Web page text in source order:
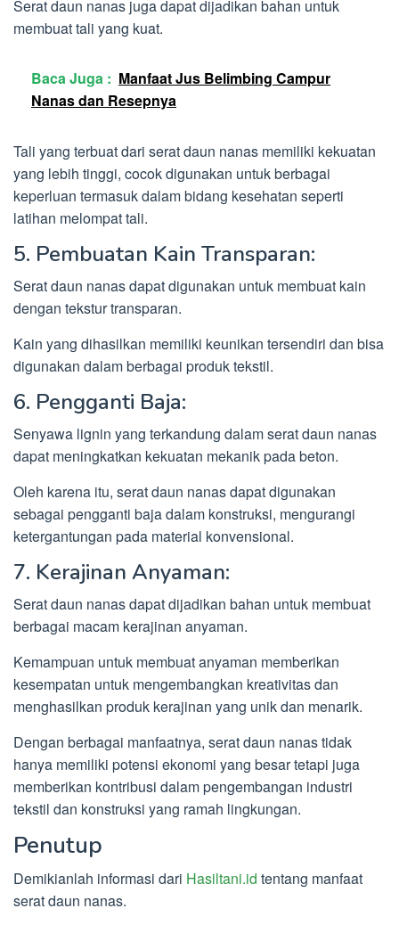
Serat daun nanas juga dapat dijadikan bahan untuk
membuat tali yang kuat.
Baca Juga : Manfaat Jus Belimbing Campur
Nanas dan Resepnya
Tali yang terbuat dari serat daun nanas memiliki kekuatan
yang lebih tinggi, cocok digunakan untuk berbagai
keperluan termasuk dalam bidang kesehatan seperti
latihan melompat tali.
5. Pembuatan Kain Transparan:
Serat daun nanas dapat digunakan untuk membuat kain
dengan tekstur transparan.
Kain yang dihasilkan memiliki keunikan tersendiri dan bisa
digunakan dalam berbagai produk tekstil.
6. Pengganti Baja:
Senyawa lignin yang terkandung dalam serat daun nanas
dapat meningkatkan kekuatan mekanik pada beton.
Oleh karena itu, serat daun nanas dapat digunakan
sebagai pengganti baja dalam konstruksi, mengurangi
ketergantungan pada material konvensional.
7. Kerajinan Anyaman:
Serat daun nanas dapat dijadikan bahan untuk membuat
berbagai macam kerajinan anyaman.
Kemampuan untuk membuat anyaman memberikan
kesempatan untuk mengembangkan kreativitas dan
menghasilkan produk kerajinan yang unik dan menarik.
Dengan berbagai manfaatnya, serat daun nanas tidak
hanya memiliki potensi ekonomi yang besar tetapi juga
memberikan kontribusi dalam pengembangan industri
tekstil dan konstruksi yang ramah lingkungan.
Penutup
Demikianlah informasi dari Hasiltani.id tentang manfaat
serat daun nanas.